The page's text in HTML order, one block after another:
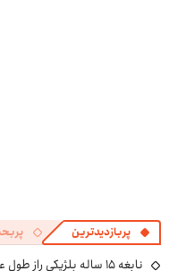
پربازدیدترین
نابغه ۱۵ ساله بلژیکی راز طول عمر و توقف پیری انسان را کشف می‌کند؟